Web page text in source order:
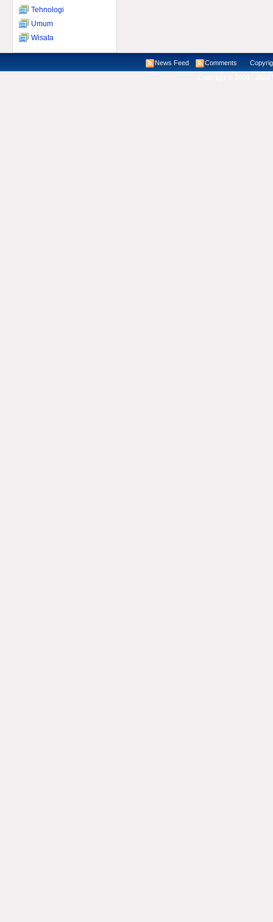
Tehnologi
Umum
Wisata
News Feed Comments Copyright